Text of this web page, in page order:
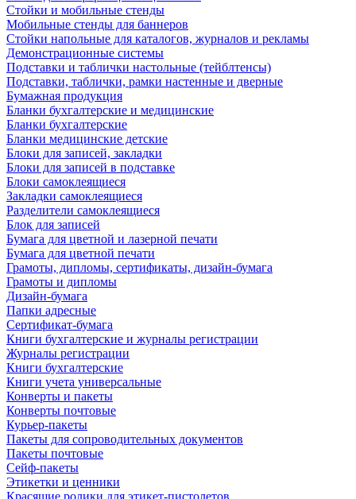
Стойки и мобильные стенды
Мобильные стенды для баннеров
Стойки напольные для каталогов, журналов и рекламы
Демонстрационные системы
Подставки и таблички настольные (тейблтенсы)
Подставки, таблички, рамки настенные и дверные
Бумажная продукция
Бланки бухгалтерские и медицинские
Бланки бухгалтерские
Бланки медицинские детские
Блоки для записей, закладки
Блоки для записей в подставке
Блоки самоклеящиеся
Закладки самоклеящиеся
Разделители самоклеящиеся
Блок для записей
Бумага для цветной и лазерной печати
Бумага для цветной печати
Грамоты, дипломы, сертификаты, дизайн-бумага
Грамоты и дипломы
Дизайн-бумага
Папки адресные
Сертификат-бумага
Книги бухгалтерские и журналы регистрации
Журналы регистрации
Книги бухгалтерские
Книги учета универсальные
Конверты и пакеты
Конверты почтовые
Курьер-пакеты
Пакеты для сопроводительных документов
Пакеты почтовые
Сейф-пакеты
Этикетки и ценники
Красящие ролики для этикет-пистолетов